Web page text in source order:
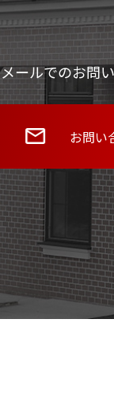
メールでのお問
お問い